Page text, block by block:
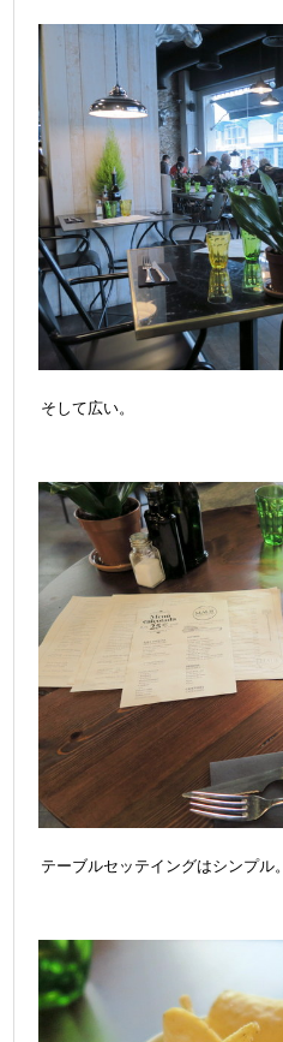
そして広い。
テーブルセッテイングはシンプル。